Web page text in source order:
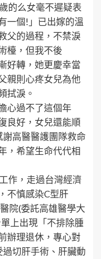
的么女毫不遲疑表
一個!」已出嫁的溫
父的過程，不禁淚
檯，但我不後
好轉，她更慶幸當
親則心疼女兒為他
拭淚。
心過不了這個年
良好，女兒還能順
高醫醫護團隊救命
，希望生命代代相
作，走過台灣經濟
不慎感染C型肝
院(委託高雄醫學大
上出現「不排除腫
辦理退休，專心對
切肝手術、肝臟動